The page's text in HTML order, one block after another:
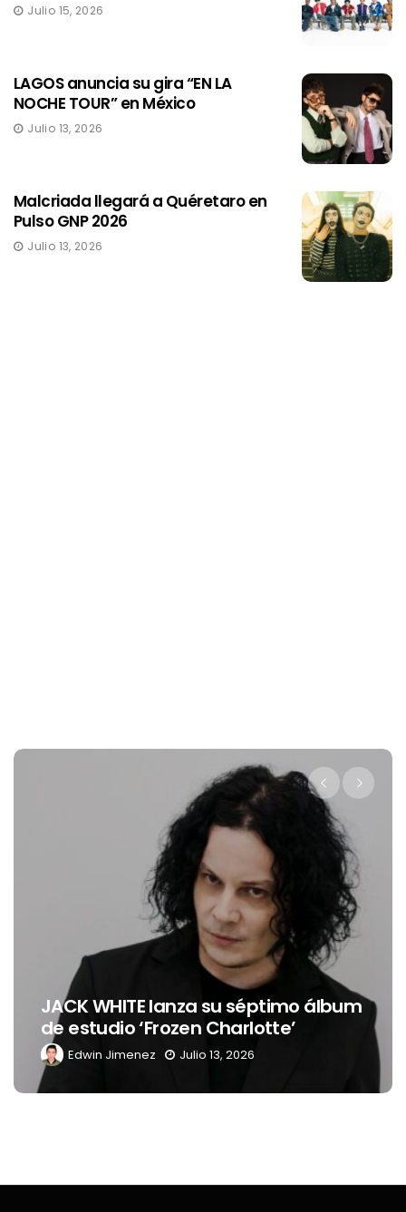
Julio 15, 2026
LAGOS anuncia su gira “EN LA
NOCHE TOUR” en México
Julio 13, 2026
Malcriada llegará a Quéretaro en
Pulso GNP 2026
Julio 13, 2026
JACK WHITE lanza su séptimo álbum
de estudio ‘Frozen Charlotte’
Edwin Jimenez Julio 13, 2026